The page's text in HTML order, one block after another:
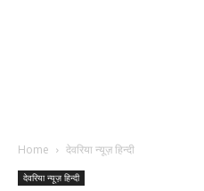
Home देवरिया न्यूज़ हिन्दी
देवरिया न्यूज़ हिन्दी